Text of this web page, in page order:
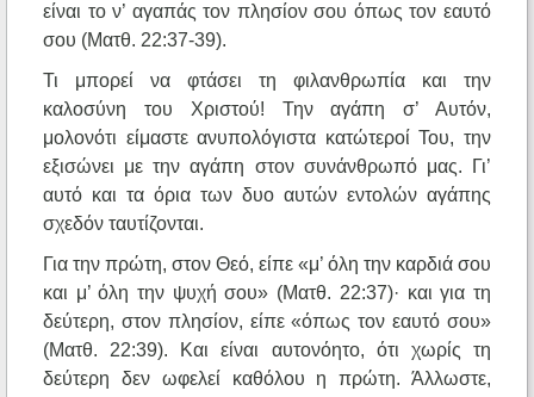
είναι το ν’ αγαπάς τον πλησίον σου όπως τον εαυτό
σου (Ματθ. 22:37-39).
Τι μπορεί να φτάσει τη φιλανθρωπία και την
καλοσύνη του Χριστού! Την αγάπη σ’ Αυτόν,
μολονότι είμαστε ανυπολόγιστα κατώτεροί Του, την
εξισώνει με την αγάπη στον συνάνθρωπό μας. Γι’
αυτό και τα όρια των δυο αυτών εντολών αγάπης
σχεδόν ταυτίζονται.
Για την πρώτη, στον Θεό, είπε «μ’ όλη την καρδιά σου
και μ’ όλη την ψυχή σου» (Ματθ. 22:37)· και για τη
δεύτερη, στον πλησίον, είπε «όπως τον εαυτό σου»
(Ματθ. 22:39). Και είναι αυτονόητο, ότι χωρίς τη
δεύτερη δεν ωφελεί καθόλου η πρώτη. Άλλωστε,